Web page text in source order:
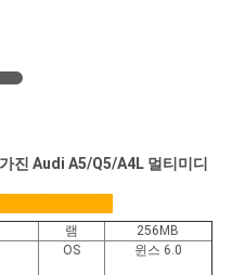
진 Audi A5/Q5/A4L 멀티미디
램
256MB
OS 윈스 6.0